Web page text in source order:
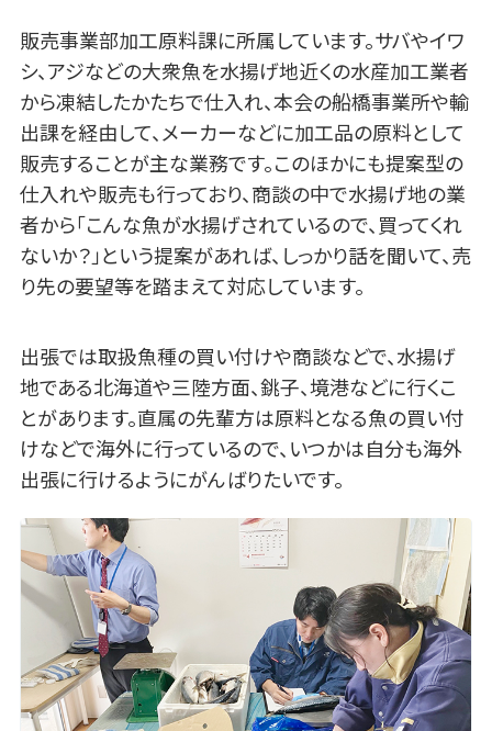
販売事業部加工原料課に所属しています。サバやイワ
シ、アジなどの大衆魚を水揚げ地近くの水産加工業者
から凍結したかたちで仕入れ、本会の船橋事業所や輸
出課を経由して、メーカーなどに加工品の原料として
販売することが主な業務です。このほかにも提案型の
仕入れや販売も行っており、商談の中で水揚げ地の業
者から「こんな魚が水揚げされているので、買ってくれ
ないか？」という提案があれば、しっかり話を聞いて、売
り先の要望等を踏まえて対応しています。
出張では取扱魚種の買い付けや商談などで、水揚げ
地である北海道や三陸方面、銚子、境港などに行くこ
とがあります。直属の先輩方は原料となる魚の買い付
けなどで海外に行っているので、いつかは自分も海外
出張に行けるようにがんばりたいです。